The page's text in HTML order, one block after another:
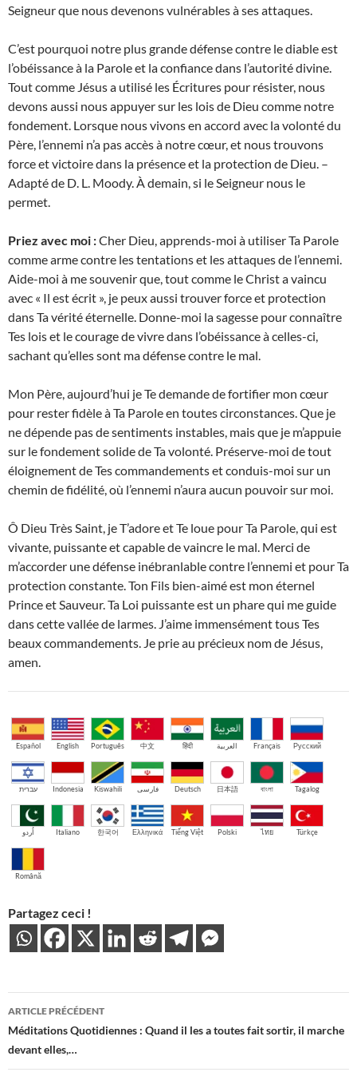
Seigneur que nous devenons vulnérables à ses attaques.
C’est pourquoi notre plus grande défense contre le diable est
l’obéissance à la Parole et la confiance dans l’autorité divine.
Tout comme Jésus a utilisé les Écritures pour résister, nous
devons aussi nous appuyer sur les lois de Dieu comme notre
fondement. Lorsque nous vivons en accord avec la volonté du
Père, l’ennemi n’a pas accès à notre cœur, et nous trouvons
force et victoire dans la présence et la protection de Dieu. –
Adapté de D. L. Moody. À demain, si le Seigneur nous le
permet.
Priez avec moi :Cher Dieu, apprends-moi à utiliser Ta Parole
comme arme contre les tentations et les attaques de l’ennemi.
Aide-moi à me souvenir que, tout comme le Christ a vaincu
avec « Il est écrit », je peux aussi trouver force et protection
dans Ta vérité éternelle. Donne-moi la sagesse pour connaître
Tes lois et le courage de vivre dans l’obéissance à celles-ci,
sachant qu’elles sont ma défense contre le mal.
Mon Père, aujourd’hui je Te demande de fortifier mon cœur
pour rester fidèle à Ta Parole en toutes circonstances. Que je
ne dépende pas de sentiments instables, mais que je m’appuie
sur le fondement solide de Ta volonté. Préserve-moi de tout
éloignement de Tes commandements et conduis-moi sur un
chemin de fidélité, où l’ennemi n’aura aucun pouvoir sur moi.
Ô Dieu Très Saint, je T’adore et Te loue pour Ta Parole, qui est
vivante, puissante et capable de vaincre le mal. Merci de
m’accorder une défense inébranlable contre l’ennemi et pour Ta
protection constante. Ton Fils bien-aimé est mon éternel
Prince et Sauveur. Ta Loi puissante est un phare qui me guide
dans cette vallée de larmes. J’aime immensément tous Tes
beaux commandements. Je prie au précieux nom de Jésus,
amen.
Español English Português 中文 हिंदी العربية Français Русский
עברית Indonesia Kiswahili فارسی Deutsch 日本語 বাংলা Tagalog
اُردو Italiano 한국어 Ελληνικά Tiếng Việt Polski ไทย Türkçe
Română
Partagez ceci !
Navigation
des
articles
ARTICLE PRÉCÉDENT
Méditations Quotidiennes : Quand il les a toutes fait sortir, il marche
devant elles,…